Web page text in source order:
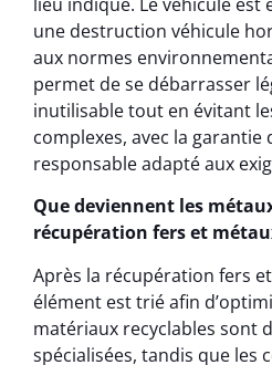
une destruction véhicule
aux normes
permet de se débarrasser
inutilisable tout en évitant
complexes, avec la garantie
responsable adapté aux
Que deviennent les
récupération fers et
Après la récupération fers
élément est trié afin
matériaux recyclables sont
spécialisées, tandis que les